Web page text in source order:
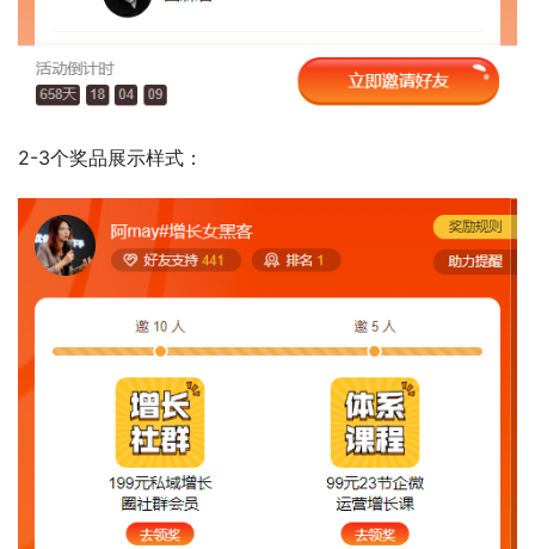
2-3个奖品展示样式：